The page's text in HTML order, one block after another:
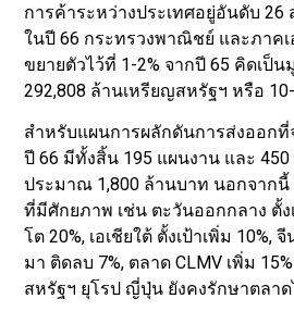
การค้าระหว่างประเทศอยู่อันดับ 26
ในปี 66 กระทรวงพาณิชย์ และภาค
ขยายตัวไว้ที่ 1-2% จากปี 65 คิดเป็น
292,808 ล้านเหรียญสหรัฐฯ หรือ
สำหรับแผนการผลักดันการส่งออกที่
ปี 66 มีทั้งสิ้น 195 แผนงาน และ
ประมาณ 1,800 ล้านบาท นอกจากนี้
ที่มีศักยภาพ เช่น ตะวันออกกลาง ตั้
โต 20%, เอเชียใต้ ตั้งเป้าเพิ่ม 10%,
มา ติดลบ 7%, ตลาด CLMV เพิ่ม
สหรัฐฯ ยุโรป ญี่ปุ่น ยังคงรักษาตลาด